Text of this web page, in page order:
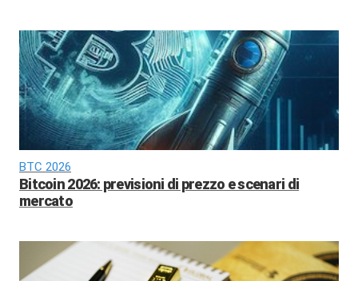
BTC 2026
Bitcoin 2026: previsioni di prezzo e scenari di
mercato